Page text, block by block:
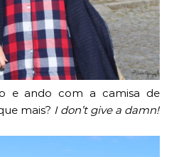
e ando com a camisa de
mais? I don’t give a damn!